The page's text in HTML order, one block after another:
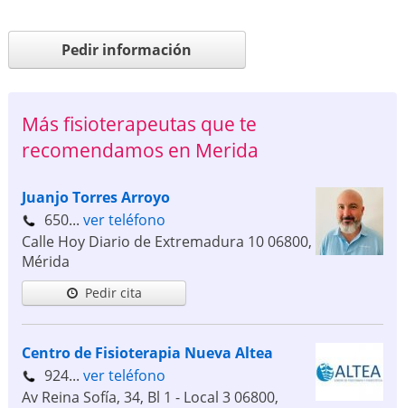
Pedir información
Más fisioterapeutas que te
recomendamos en Merida
Juanjo Torres Arroyo
650... ver teléfono
Calle Hoy Diario de Extremadura 1006800,
Mérida
Pedir cita
Centro de Fisioterapia Nueva Altea
924... ver teléfono
Av Reina Sofía, 34, Bl 1 - Local 306800,